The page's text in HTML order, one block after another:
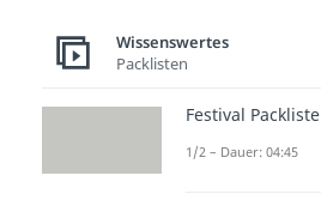
Wissenswertes
Packlisten
Festival Packliste
1/2 – Dauer: 04:45